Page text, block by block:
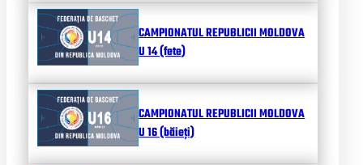
CAMPIONATUL REPUBLICII MOLDOVA
U 14 (fete)
CAMPIONATUL REPUBLICII MOLDOVA
U 16 (băieți)